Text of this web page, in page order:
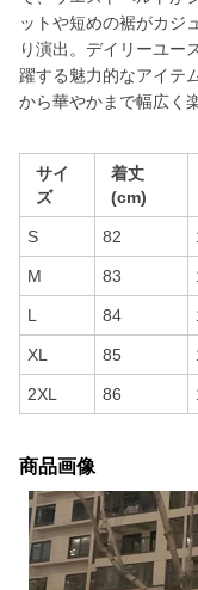
ットや短めの裾がカジ
り演出。デイリーユー
躍する魅力的なアイテ
から華やかまで幅広く
サイ
ズ
着丈
(cm)
S 82
M 83
L 84
XL 85
2XL 86
商品画像